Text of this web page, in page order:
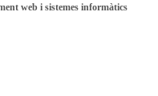
web i sistemes informàtics